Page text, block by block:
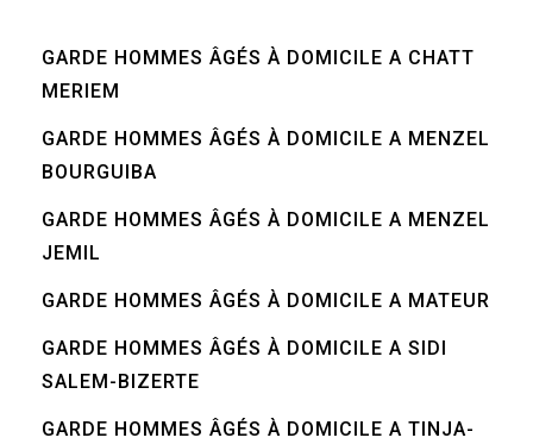
GARDE HOMMES ÂGÉS À DOMICILE A CHATT
MERIEM
GARDE HOMMES ÂGÉS À DOMICILE A MENZEL
BOURGUIBA
GARDE HOMMES ÂGÉS À DOMICILE A MENZEL
JEMIL
GARDE HOMMES ÂGÉS À DOMICILE A MATEUR
GARDE HOMMES ÂGÉS À DOMICILE A SIDI
SALEM-BIZERTE
GARDE HOMMES ÂGÉS À DOMICILE A TINJA-